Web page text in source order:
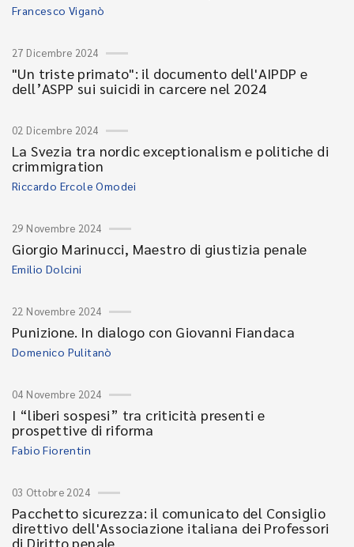
Francesco Viganò
27 Dicembre 2024
"Un triste primato": il documento dell'AIPDP e
dell’ASPP sui suicidi in carcere nel 2024
02 Dicembre 2024
La Svezia tra nordic exceptionalism e politiche di
crimmigration
Riccardo Ercole Omodei
29 Novembre 2024
Giorgio Marinucci, Maestro di giustizia penale
Emilio Dolcini
22 Novembre 2024
Punizione. In dialogo con Giovanni Fiandaca
Domenico Pulitanò
04 Novembre 2024
I “liberi sospesi” tra criticità presenti e
prospettive di riforma
Fabio Fiorentin
03 Ottobre 2024
Pacchetto sicurezza: il comunicato del Consiglio
direttivo dell'Associazione italiana dei Professori
di Diritto penale